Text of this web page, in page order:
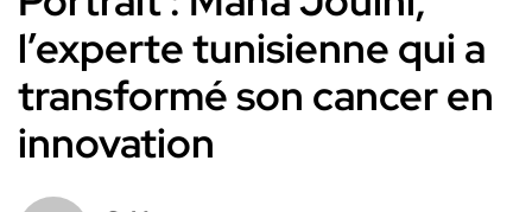
l’experte tunisienne qui a
transformé son cancer en
innovation